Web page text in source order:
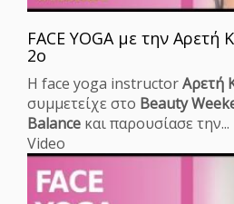
FACE YOGA με την
2ο
Η face yoga instructorΑρετή
συμμετείχε στο Beauty
Balance και παρουσίασε την...
Video